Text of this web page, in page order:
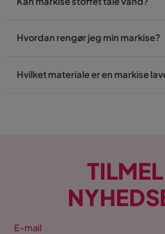
Hvordan rengør jeg min markise?
Hvilket materiale er en markise
E-mail